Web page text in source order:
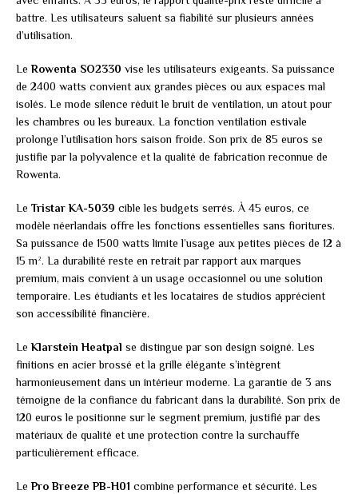
battre. Les utilisateurs saluent sa fiabilité sur plusieurs années
d’utilisation.
LeRowenta SO2330 vise les utilisateurs exigeants. Sa puissance
de 2400 watts convient aux grandes pièces ou aux espaces mal
isolés. Le mode silence réduit le bruit de ventilation, un atout pour
les chambres ou les bureaux. La fonction ventilation estivale
prolonge l’utilisation hors saison froide. Son prix de 85 euros se
justifie par la polyvalence et la qualité de fabrication reconnue de
Rowenta.
Le Tristar KA-5039 cible les budgets serrés. À 45 euros, ce
modèle néerlandais offre les fonctions essentielles sans fioritures.
Sa puissance de 1500 watts limite l’usage aux petites pièces de 12 à
15 m². La durabilité reste en retrait par rapport aux marques
premium, mais convient à un usage occasionnel ou une solution
temporaire. Les étudiants et les locataires de studios apprécient
son accessibilité financière.
LeKlarstein Heatpal se distingue par son design soigné. Les
finitions en acier brossé et la grille élégante s’intègrent
harmonieusement dans un intérieur moderne. La garantie de 3 ans
témoigne de la confiance du fabricant dans la durabilité. Son prix de
120 euros le positionne sur le segment premium, justifié par des
matériaux de qualité et une protection contre la surchauffe
particulièrement efficace.
LePro Breeze PB-H01 combine performance et sécurité. Les